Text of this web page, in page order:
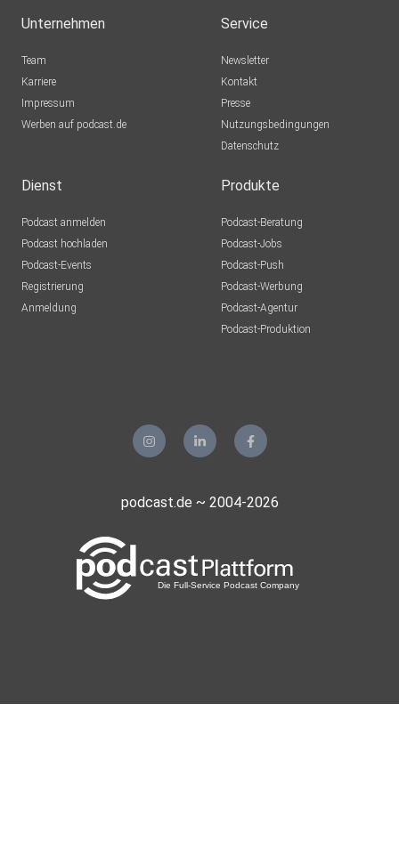
Instagram:
https://www.instagram.com/_deine_psychotherapeutin/
Unternehmen
Team
Karriere
Impressum
Werben auf podcast.de
Service
Newsletter
Kontakt
Presse
Nutzungsbedingungen
Datenschutz
Dienst
Podcast anmelden
Podcast hochladen
Podcast-Events
Registrierung
Anmeldung
Produkte
Podcast-Beratung
Podcast-Jobs
Podcast-Push
Podcast-Werbung
Podcast-Agentur
Podcast-Produktion
podcast.de ~ 2004-2026